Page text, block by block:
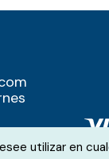
utilizar en